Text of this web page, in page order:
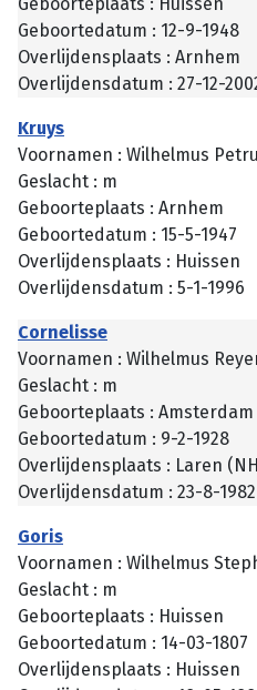
Geboortedatum : 12-9-1948
Overlijdensplaats : Arnhem
Overlijdensdatum : 27-12-
Kruys
Voornamen : Wilhelmus
Geslacht : m
Geboorteplaats : Arnhem
Geboortedatum : 15-5-1947
Overlijdensplaats : Huissen
Overlijdensdatum : 5-1-1996
Cornelisse
Voornamen : Wilhelmus
Geslacht : m
Geboorteplaats : Amsterdam
Geboortedatum : 9-2-1928
Overlijdensplaats : Laren
Overlijdensdatum : 23-8-1982
Goris
Voornamen : Wilhelmus
Geslacht : m
Geboorteplaats : Huissen
Geboortedatum : 14-03-1807
Overlijdensplaats : Huissen